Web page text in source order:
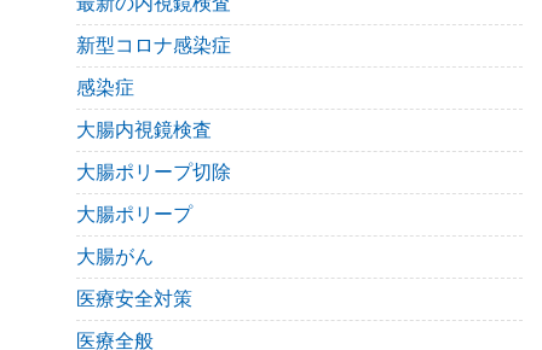
新型コロナ感染症
感染症
大腸内視鏡検査
大腸ポリープ切除
大腸ポリープ
大腸がん
医療安全対策
医療全般